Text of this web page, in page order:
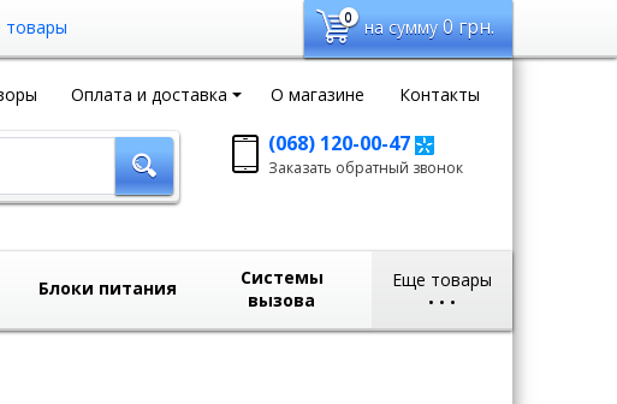
товары 0 на сумму 0грн.
Оплата и доставка О магазине Контакты
(068) 120-00-47
Заказать обратный
Заказать обратный звонок
Еще товары
• • •
Блоки питания
Системы
вызова